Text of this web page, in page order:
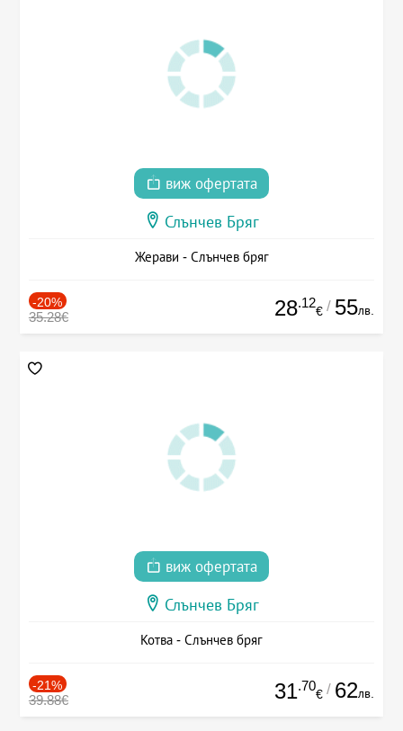
виж офертата
Слънчев Бряг
Жерави - Слънчев бряг
-20%
35.28€ 28.12
€ / 55лв.
виж офертата
Слънчев Бряг
Котва - Слънчев бряг
-21%
39.88€ 31.70
€ / 62лв.